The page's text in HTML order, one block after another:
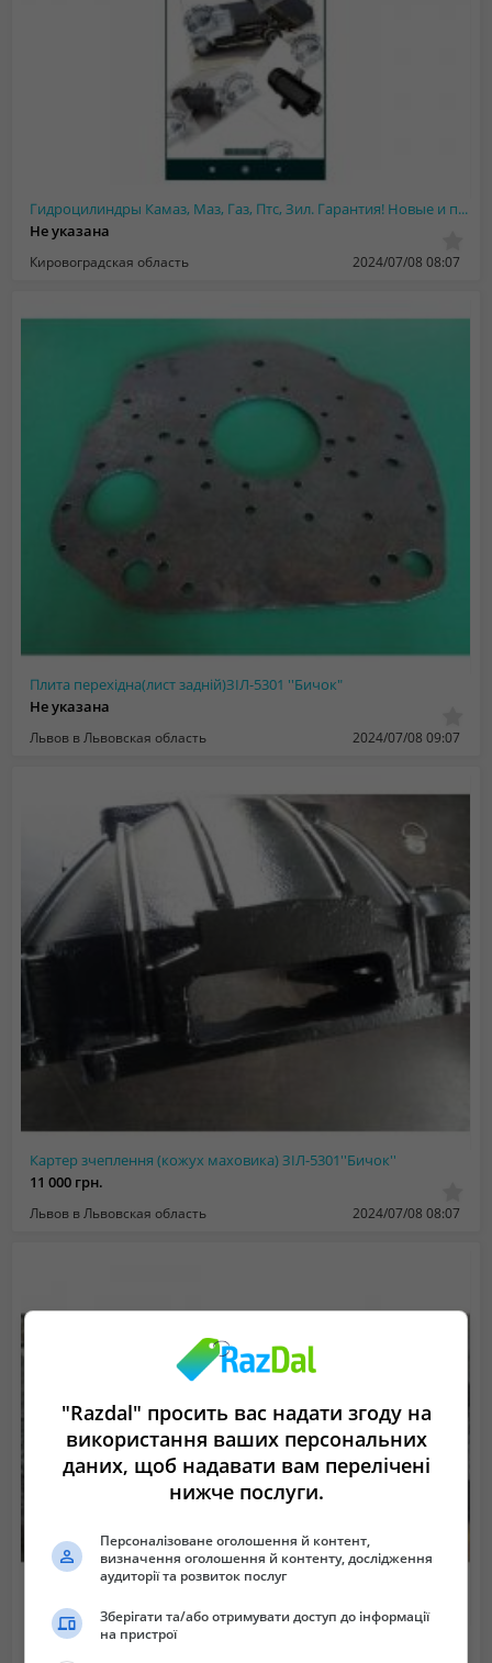
Гидроцилиндры Камаз, Маз, Газ, Птс, Зил. Гарантия! Новые и после ремонта
Не указана
Кировоградская область 2024/07/08 08:07
Плита перехідна(лист задній)ЗІЛ-5301 ''Бичок"
Не указана
Львов в Львовская область 2024/07/08 09:07
Картер зчеплення (кожух маховика) ЗІЛ-5301''Бичок''
11 000 грн.
Львов в Львовская область 2024/07/08 08:07
Сухарь ЗІЛ-4331 заднього кронштейна задній ресори
650 грн.
"Razdal" просить вас надати згоду на
використання ваших персональних
даних, щоб надавати вам перелічені
нижче послуги.
Персоналізоване оголошення й контент,
визначення оголошення й контенту, дослідження
аудиторії та розвиток послуг
Зберігати та/або отримувати доступ до інформації
на пристрої